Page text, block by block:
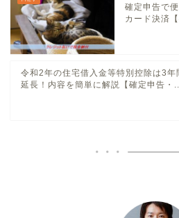
確定申告で
カード決済
令和2年の住宅借入金等特別控除は3年
延長！内容を簡単に解説【確定申告・